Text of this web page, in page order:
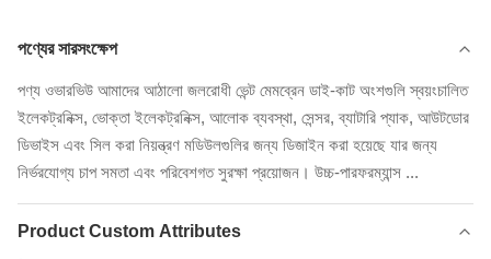
পণ্যের সারসংক্ষেপ
পণ্য ওভারভিউ আমাদের আঠালো জলরোধী ভেন্ট মেমব্রেন ডাই-কাট অংশগুলি স্বয়ংচালিত
ইলেকট্রনিক্স, ভোক্তা ইলেকট্রনিক্স, আলোক ব্যবস্থা, সেন্সর, ব্যাটারি প্যাক, আউটডোর
ডিভাইস এবং সিল করা নিয়ন্ত্রণ মডিউলগুলির জন্য ডিজাইন করা হয়েছে যার জন্য
নির্ভরযোগ্য চাপ সমতা এবং পরিবেশগত সুরক্ষা প্রয়োজন। উচ্চ-পারফরম্যান্স ...
Product Custom Attributes